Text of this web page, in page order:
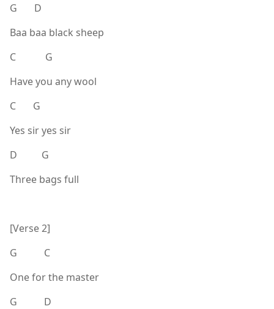
G D
Baa baa black sheep
C G
Have you any wool
C G
Yes sir yes sir
D G
Three bags full
[Verse 2]
G C
One for the master
G D